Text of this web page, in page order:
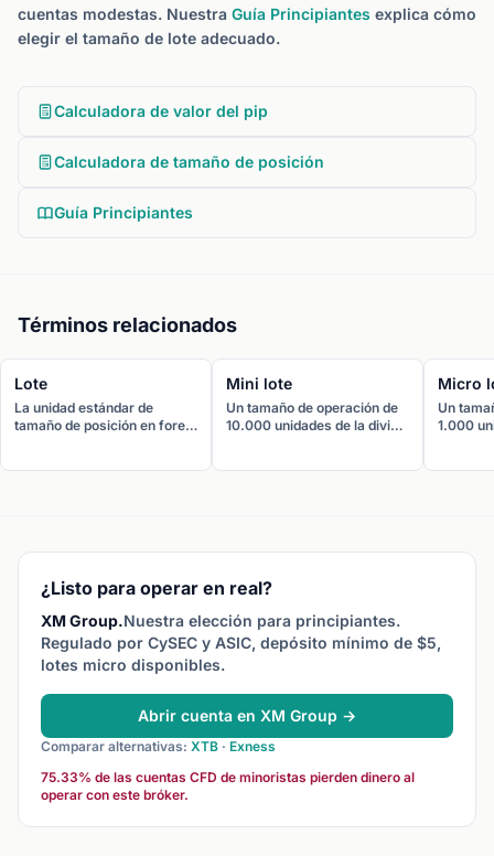
cuentas modestas. Nuestra Guía Principiantes explica cómo
elegir el tamaño de lote adecuado.
Calculadora de valor del pip
Calculadora de tamaño de posición
Guía Principiantes
Términos relacionados
Lote
La unidad estándar de
tamaño de posición en forex.
Mini lote
Un tamaño de operación de
10.000 unidades de la divisa
Micro
Un
1.000
¿Listo para operar en real?
XM Group.Nuestra elección para principiantes.
Regulado por CySEC y ASIC, depósito mínimo de $5,
lotes micro disponibles.
Abrir cuenta en XM Group →
Comparar alternativas: XTB · Exness
75.33% de las cuentas CFD de minoristas pierden dinero al
operar con este bróker.